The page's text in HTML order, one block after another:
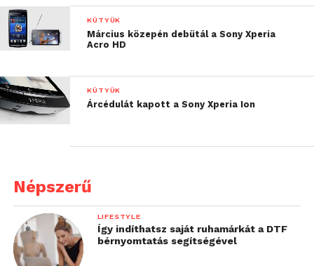
KÜTYÜK
Március közepén debütál a Sony Xperia
Acro HD
KÜTYÜK
Árcédulát kapott a Sony Xperia Ion
Népszerű
LIFESTYLE
Így indíthatsz saját ruhamárkát a DTF
bérnyomtatás segítségével